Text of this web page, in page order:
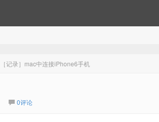
［记录］mac中连接iPhone6手机
0评论